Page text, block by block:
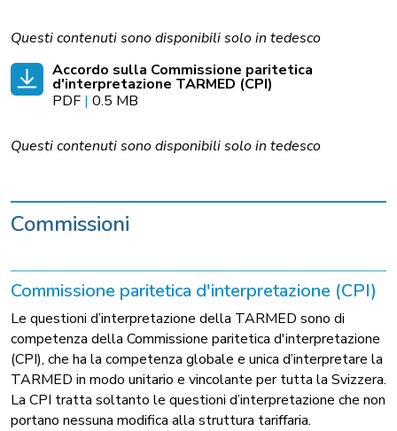
Questi contenuti sono disponibili solo in tedesco
Accordo sulla Commissione paritetica
d'interpretazione TARMED (CPI)
PDF | 0.5 MB
Questi contenuti sono disponibili solo in tedesco
Commissioni
Commissione paritetica d'interpretazione (CPI)
Le questioni d’interpretazione della TARMED sono di
competenza della Commissione paritetica d'interpretazione
(CPI), che ha la competenza globale e unica d’interpretare la
TARMED in modo unitario e vincolante per tutta la Svizzera.
La CPI tratta soltanto le questioni d’interpretazione che non
portano nessuna modifica alla struttura tariffaria.